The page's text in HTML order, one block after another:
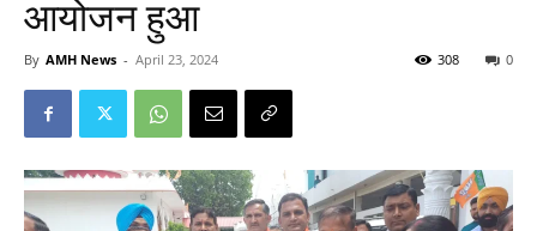
आयोजन हुआ
By AMH News - April 23, 2024 0
308